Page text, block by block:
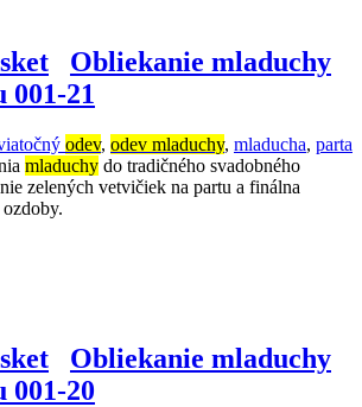
Obliekanie mladuchy
001-21
odev, odev mladuchy, mladucha, parta
mladuchy do tradičného svadobného
zelených vetvičiek na partu a finálna
Obliekanie mladuchy
001-20